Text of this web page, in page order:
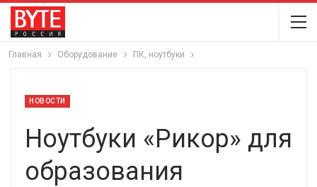
Главная Оборудование ПК, ноутбуки
НОВОСТИ
Ноутбуки «Рикор» для
образования